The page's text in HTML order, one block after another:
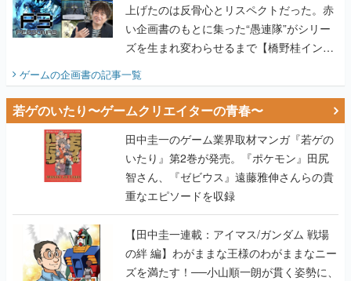
上げたのは反骨心とリスペクトだった。赤
い企画書のもとに集った“愚連隊”がシリー
ズを生まれ変わらせるまで【橋野桂インタ
ビュー】
ゲームの企画書の記事一覧
若ゲのいたり〜ゲームクリエイターの青春〜
田中圭一のゲーム業界取材マンガ『若ゲの
いたり』第2巻が発売。『ポケモン』田尻
智さん、『ゼビウス』遠藤雅伸さんらの貴
重なエピソードを収録
【田中圭一連載：アイマス/ガンダム 戦場
の絆 編】わがままな王様のわがままなニー
ズを満たす！──小山順一朗が貫く姿勢に、